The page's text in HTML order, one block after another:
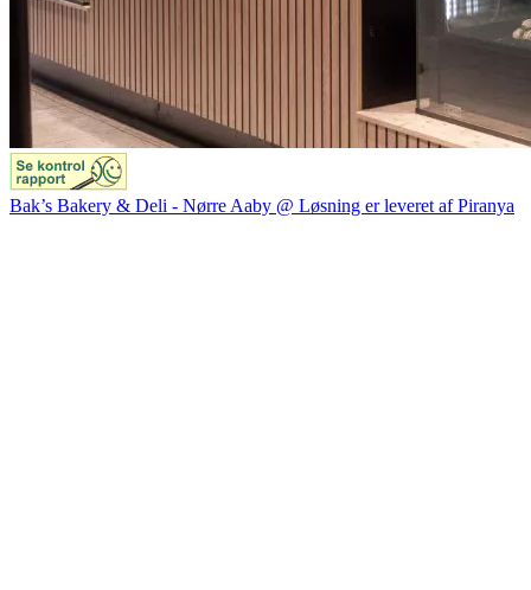
Bak’s Bakery & Deli - Nørre Aaby @ Løsning er leveret af Piranya